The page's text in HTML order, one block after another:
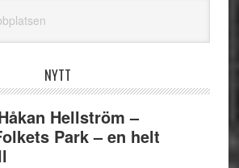
NYTT
Hellström –
Park – en helt